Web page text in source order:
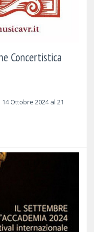
Concertistica
14 Ottobre 2024 al 21